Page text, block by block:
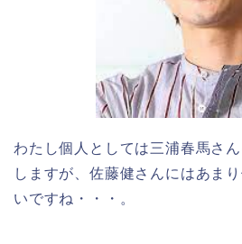
わたし個人としては三浦春馬さ
しますが、佐藤健さんにはあま
いですね・・・。